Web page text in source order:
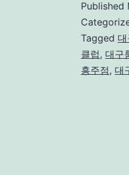
Published
Tagged
클럽, 대구
흥주점, 대